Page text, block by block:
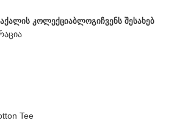
ᲥᲐᲚᲘᲡ ᲙᲝᲚᲔᲥᲪᲘᲐᲑᲚᲝᲒᲘᲩᲕᲔᲜᲡ ᲨᲔᲡᲐᲮᲔᲑ